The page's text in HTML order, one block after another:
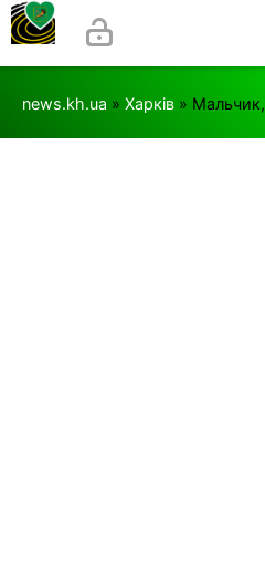
news.kh.ua » Харків »